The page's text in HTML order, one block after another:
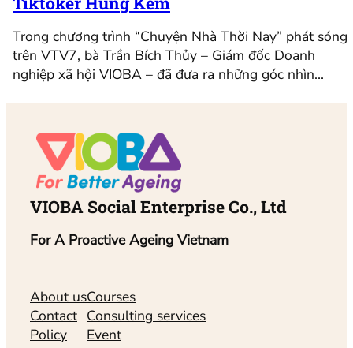
Trong chương trình “Chuyện Nhà Thời Nay” phát sóng
trên VTV7, bà Trần Bích Thủy – Giám đốc Doanh
nghiệp xã hội VIOBA – đã đưa ra những góc nhìn…
VIOBA Social Enterprise Co., Ltd
For A Proactive Ageing Vietnam
About us
Contact
Policy
Courses
Consulting services
Event